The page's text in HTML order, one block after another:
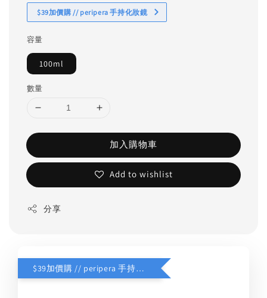
$39加價購 // peripera 手持化妝鏡
容量
100ml
數量
加入購物車
Add to wishlist
分享
$39加價購 // peripera 手持化妝鏡